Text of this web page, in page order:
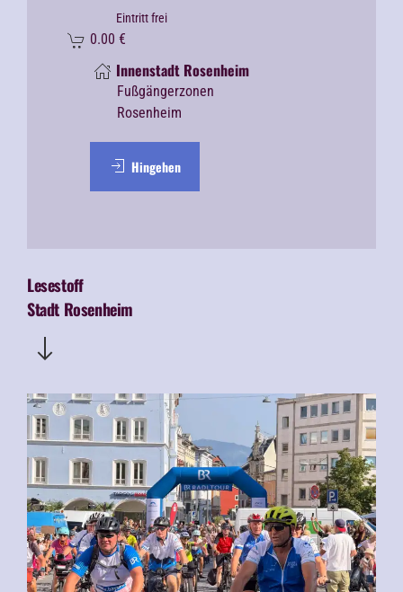
Eintritt frei
0.00 €
Innenstadt Rosenheim
Fußgängerzonen
Rosenheim
Hingehen
Lesestoff
Stadt Rosenheim